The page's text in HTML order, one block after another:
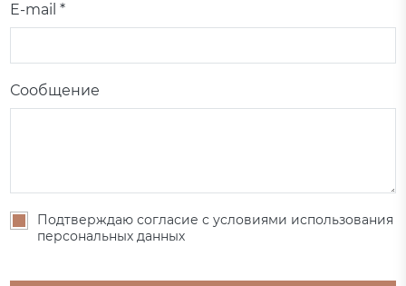
E-mail *
Сообщение
Подтверждаю согласие с условиями использования
персональных данных